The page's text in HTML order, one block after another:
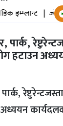
|ज्येष्ठ नागरिक
हटाउन
रेष्टुरेन्टजस्ता
अध्ययन